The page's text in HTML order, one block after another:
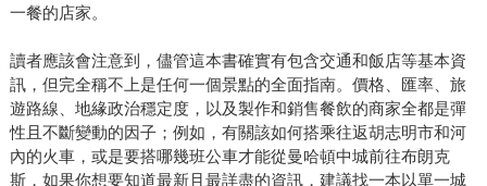
一餐的店家。
讀者應該會注意到，儘管這本書確實有包含交通和飯店等基本資
訊，但完全稱不上是任何一個景點的全面指南。價格、匯率、旅
遊路線、地緣政治穩定度，以及製作和銷售餐飲的商家全都是彈
性且不斷變動的因子；例如，有關該如何搭乘往返胡志明市和河
內的火車，或是要搭哪幾班公車才能從曼哈頓中城前往布朗克
斯，如果你想要知道最新且最詳盡的資訊，建議找一本以單一城